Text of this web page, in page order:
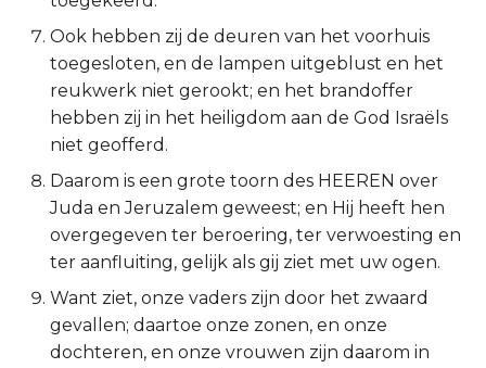
1 Timótheüs
2 Timótheüs
Filémon
Hebreeën
Jakobus
1 Petrus
Ook hebben zij de deuren van het voorhuis
toegesloten, en de lampen uitgeblust en het
reukwerk niet gerookt; en het brandoffer
hebben zij in het heiligdom aan de God Israëls
niet geofferd.
Daarom is een grote toorn des HEEREN over
Juda en Jeruzalem geweest; en Hij heeft hen
overgegeven ter beroering, ter verwoesting en
ter aanfluiting, gelijk als gij ziet met uw ogen.
Want ziet, onze vaders zijn door het zwaard
gevallen; daartoe onze zonen, en onze
dochteren, en onze vrouwen zijn daarom in